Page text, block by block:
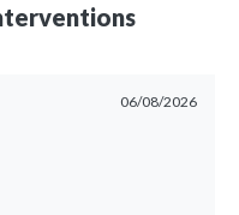
06/08/2026